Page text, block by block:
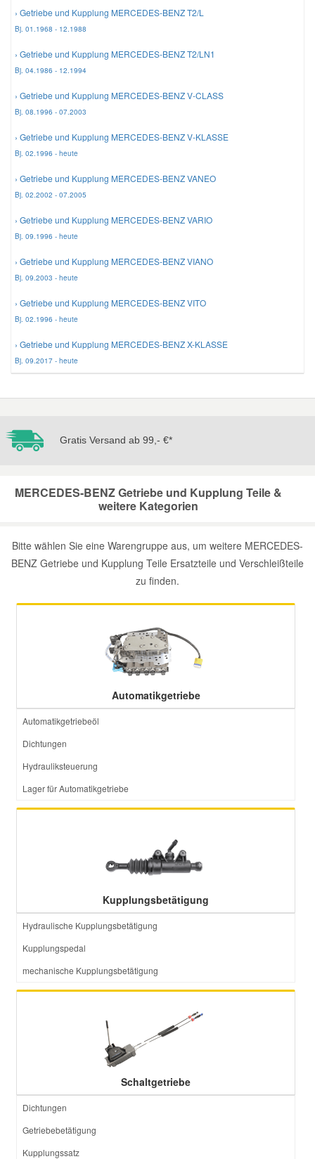
› Getriebe und Kupplung MERCEDES-BENZ T2/L
Bj. 01.1968 - 12.1988
› Getriebe und Kupplung MERCEDES-BENZ T2/LN1
Bj. 04.1986 - 12.1994
› Getriebe und Kupplung MERCEDES-BENZ V-CLASS
Bj. 08.1996 - 07.2003
› Getriebe und Kupplung MERCEDES-BENZ V-KLASSE
Bj. 02.1996 - heute
› Getriebe und Kupplung MERCEDES-BENZ VANEO
Bj. 02.2002 - 07.2005
› Getriebe und Kupplung MERCEDES-BENZ VARIO
Bj. 09.1996 - heute
› Getriebe und Kupplung MERCEDES-BENZ VIANO
Bj. 09.2003 - heute
› Getriebe und Kupplung MERCEDES-BENZ VITO
Bj. 02.1996 - heute
› Getriebe und Kupplung MERCEDES-BENZ X-KLASSE
Bj. 09.2017 - heute
Gratis Versand ab 99,- €*
MERCEDES-BENZ Getriebe und Kupplung Teile &
weitere Kategorien
Bitte wählen Sie eine Warengruppe aus, um weitere MERCEDES-
BENZ Getriebe und Kupplung Teile Ersatzteile und Verschleißteile
zu finden.
Automatikgetriebe
Automatikgetriebeöl
Dichtungen
Hydrauliksteuerung
Lager für Automatikgetriebe
Kupplungsbetätigung
Hydraulische Kupplungsbetätigung
Kupplungspedal
mechanische Kupplungsbetätigung
Schaltgetriebe
Dichtungen
Getriebebetätigung
Kupplungssatz